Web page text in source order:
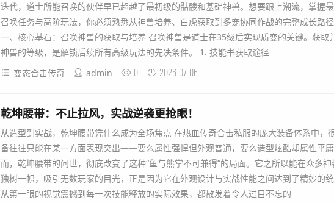
迭代，道士所能召唤的伙伴早已超越了最初级的骷髅和基础神兽。想要跟上潮流，掌握
召唤任务与高阶玩法，你必须熟悉从神兽培养、白虎获取到多宠协同作战的完整成长路径
一、核心基石：召唤神兽的获取与培养 召唤神兽是道士在35级后实现质变的关键。获取
神兽的等级，是解锁后续所有高级玩法的先决条件。 1. 技能书获取途径
变态合击传奇
admin 0 2026-07-06
乾坤腰带：不止拉风，实战逆袭更抢眼！
从造型到实战，乾坤腰带凭什么成为全场焦点 在热血传奇合击私服的庞大装备体系中，
备往往只能在某一方面表现突出——要么属性强悍但外观普通，要么造型炫酷却属性平
而，乾坤腰带的问世，彻底改变了这种“鱼与熊掌不可兼得”的局面。它之所以能在众多神
独树一帜，吸引无数玩家的目光，正是因为它在外观设计与实战性能之间达到了精妙的统
从第一眼的视觉震撼到每一次技能释放的实际效果，都散发着令人过目不忘的